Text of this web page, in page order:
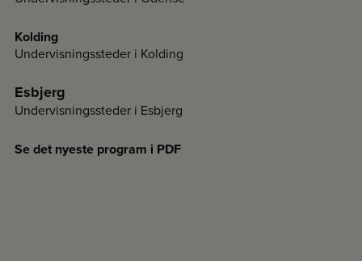
Kolding
Undervisningssteder i Kolding
Esbjerg
Undervisningssteder i Esbjerg
Se det nyeste program i PDF